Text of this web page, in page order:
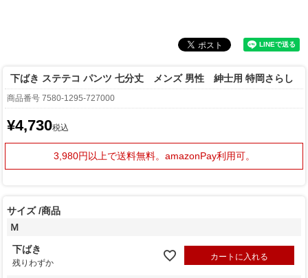
下ばき ステテコ パンツ 七分丈 メンズ 男性 紳士用 特岡さらし
商品番号 7580-1295-727000
¥4,730税込
3,980円以上で送料無料。 amazonPay利用可。
サイズ 商品
Ｍ
下ばき
残りわずか
カートに入れる